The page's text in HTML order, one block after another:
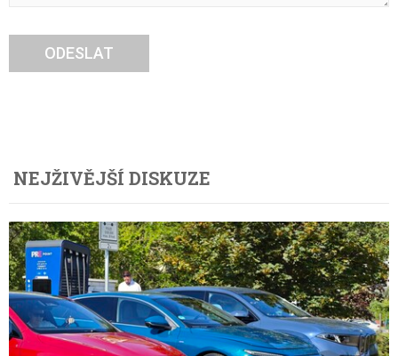
ODESLAT
NEJŽIVĚJŠÍ DISKUZE